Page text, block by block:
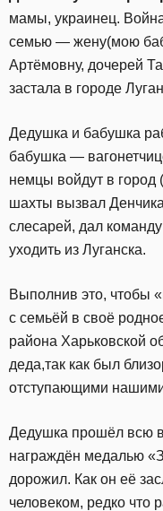
мамы, украинец.
семью — жену(мою
Артёмовну, дочерей
застала в городе
Дедушка и бабушка
бабушка —
немцы войдут в город
шахты вызвал
слесарей, дал
уходить из Луганска.
Выполнив это, чтобы
с семьёй в своё
района Харьковской
деда,так как был
отступающими нашими
Дедушка прошёл всю
награждён медалью
дорожил. Как он её
человеком, редко что